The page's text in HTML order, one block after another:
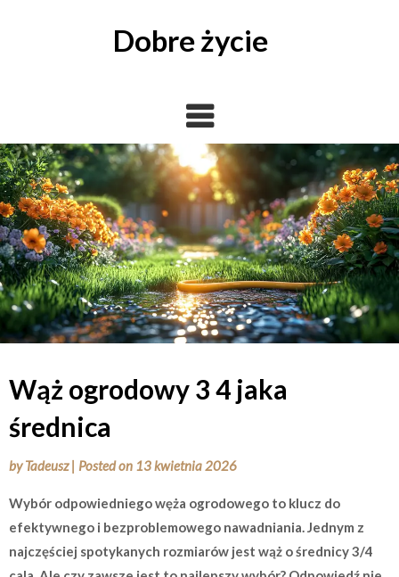
Dobre życie
Wąż ogrodowy 3 4 jaka
średnica
byTadeusz | Posted on 13 kwietnia 2026
Wybór odpowiedniego węża ogrodowego to klucz do
efektywnego i bezproblemowego nawadniania. Jednym z
najczęściej spotykanych rozmiarów jest wąż o średnicy 3/4